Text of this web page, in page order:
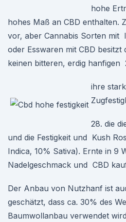
hohe
hohes Maß an CBD enthalten.
vor, aber Cannabis Sorten mit
oder Esswaren mit CBD
keinen bitteren, erdig hanfigen
ihre
28. die
und die Festigkeit und Kush
Indica, 10% Sativa). Ernte in 9
Nadelgeschmack und CBD
Der Anbau von Nutzhanf ist
geschätzt, dass ca. 30% des
Baumwollanbau verwendet